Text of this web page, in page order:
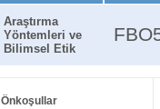
Araştırma
Yöntemleri ve
Bilimsel Etik
Önkoşullar